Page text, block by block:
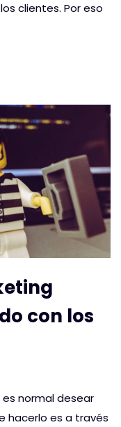
clientes. Por eso
con los
normal desear
hacerlo es a través